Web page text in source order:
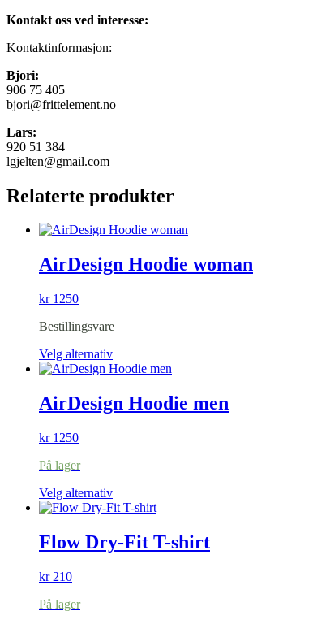
Kontakt oss ved interesse:
Kontaktinformasjon:
Bjori:
906 75 405
bjori@frittelement.no
Lars:
920 51 384
lgjelten@gmail.com
Relaterte produkter
AirDesign Hoodie woman
kr1250
Bestillingsvare
Velg alternativDette
produktet
flere
varianter.
AirDesign Hoodie men
kr1250
På lager
Velg alternativDette
produktet
flere
varianter.
Flow Dry-Fit T-shirt
kr210
På lager